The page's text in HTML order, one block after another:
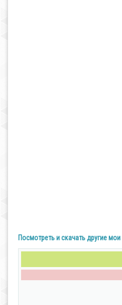
Посмотреть и скачать другие